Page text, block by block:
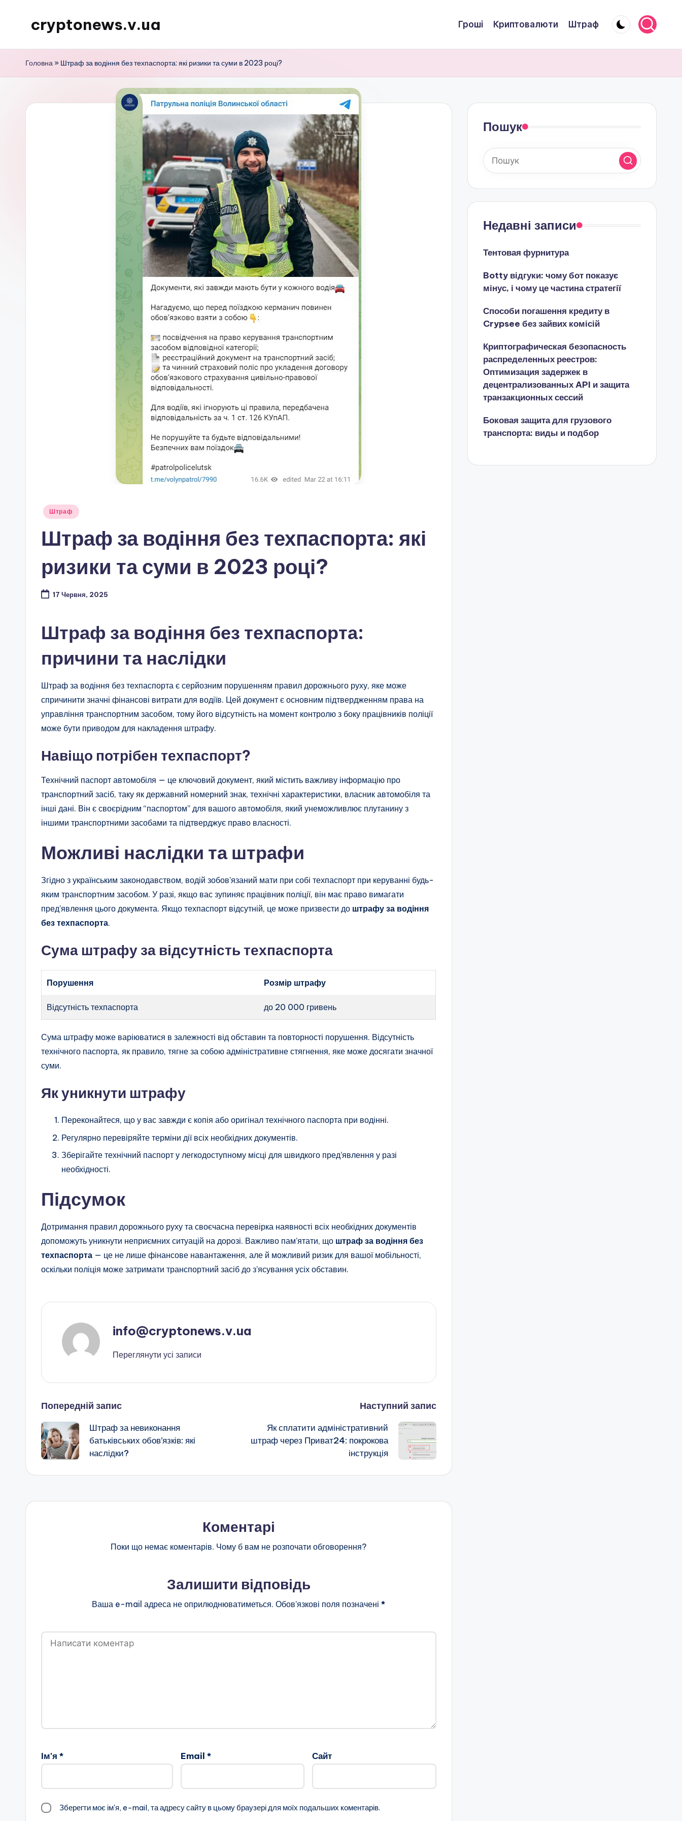
Перейтиcryptonews.v.ua
новини
курси,
Гроші Криптовалюти Штраф
Головна» Штраф за водіння без техпаспорта: які ризики та суми в 2023 році?
Опубліковано
Штраф
Штраф за водіння без техпаспорта: які
ризики та суми в 2023 році?
17 Червня, 2025
Штраф за водіння без техпаспорта:
причини та наслідки
Штраф за водіння без техпаспорта є серйозним порушенням правил дорожнього руху, яке може
спричинити значні фінансові витрати для водіїв. Цей документ є основним підтвердженням права на
управління транспортним засобом, тому його відсутність на момент контролю з боку працівників поліції
може бути приводом для накладення штрафу.
Навіщо потрібен техпаспорт?
Технічний паспорт автомобіля — це ключовий документ, який містить важливу інформацію про
транспортний засіб, таку як державний номерний знак, технічні характеристики, власник автомобіля та
інші дані. Він є своєрідним “паспортом” для вашого автомобіля, який унеможливлює плутанину з
іншими транспортними засобами та підтверджує право власності.
Можливі наслідки та штрафи
Згідно з українським законодавством, водій зобов’язаний мати при собі техпаспорт при керуванні будь-
яким транспортним засобом. У разі, якщо вас зупиняє працівник поліції, він має право вимагати
пред’явлення цього документа. Якщо техпаспорт відсутній, це може призвести до штрафу за водіння
без техпаспорта.
Сума штрафу за відсутність техпаспорта
Порушення Розмір штрафу
Відсутність техпаспорта до 20 000 гривень
Сума штрафу може варіюватися в залежності від обставин та повторності порушення. Відсутність
технічного паспорта, як правило, тягне за собою адміністративне стягнення, яке може досягати значної
суми.
Як уникнути штрафу
Переконайтеся, що у вас завжди є копія або оригінал технічного паспорта при водінні.
Регулярно перевіряйте терміни дії всіх необхідних документів.
Зберігайте технічний паспорт у легкодоступному місці для швидкого пред’явлення у разі
необхідності.
Підсумок
Дотримання правил дорожнього руху та своєчасна перевірка наявності всіх необхідних документів
допоможуть уникнути неприємних ситуацій на дорозі. Важливо пам’ятати, що штраф за водіння без
техпаспорта — це не лише фінансове навантаження, але й можливий ризик для вашої мобільності,
оскільки поліція може затримати транспортний засіб до з’ясування усіх обставин.
info@cryptonews.v.ua
Переглянути усі записи
Навігація
по
запису
Попередній запис
Штраф за невиконання
батьківських обов’язків: які
наслідки?
Наступний запис
Як сплатити адміністративний
штраф через Приват24: покрокова
інструкція
Коментарі
Поки що немає коментарів. Чому б вам не розпочати обговорення?
Залишити відповідь
Ваша e-mail адреса не оприлюднюватиметься. Обов’язкові поля позначені*
Ім'я * Email * Сайт
Зберегти моє ім'я, e-mail, та адресу сайту в цьому браузері для моїх подальших коментарів.
Пошук
Недавні записи
Тентовая фурнитура
Botty відгуки: чому бот показує
мінус, і чому це частина стратегії
Способи погашення кредиту в
Crypsee без зайвих комісій
Криптографическая безопасность
распределенных реестров:
Оптимизация задержек в
децентрализованных API и защита
транзакционных сессий
Боковая защита для грузового
транспорта: виды и подбор